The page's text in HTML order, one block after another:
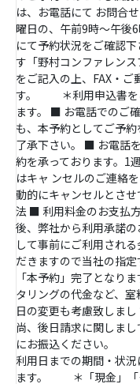
は、お電話にて お問合
曜日の、午前9時～午後
にて予約状況をご確認
す「野村コンファレン
をご記入の上、FAX・
す。 ＊利用申込書を
ます。 ■ お電話でのご
も、本予約としてご予
了承下さい。 ■ お電話
約を承っております。1
はキャ ンセルのご連絡
動的にキャンセルとさ
法 ■ 利用料金のお支払
後、弊社から利用承諾
して事前にご利用され
だきますので当社の指
「本予約」完了となり
タリングの代金など、
日の変更も考慮致しまし
尚、後日請求に関しま
にお振込ください。
利用日までの期間・状
ます。 ＊「現金」「